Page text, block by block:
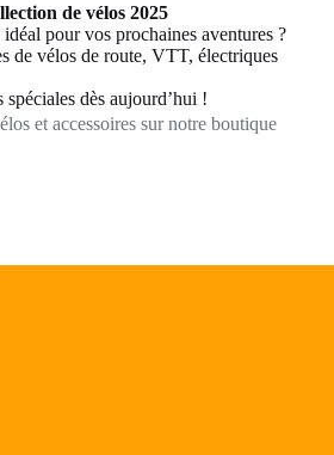
de vélos 2025
pour vos prochaines aventures ?
de vélos de route, VTT, électriques
dès aujourd’hui !
et accessoires sur notre boutique